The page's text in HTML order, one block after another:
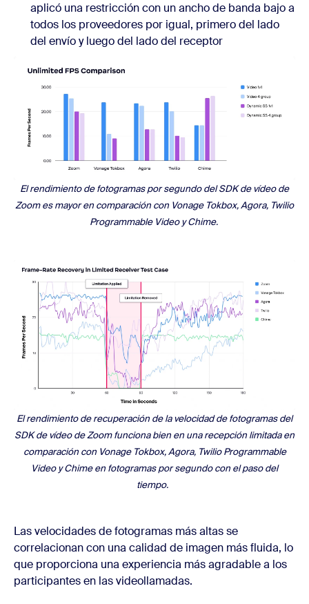
aplicó una restricción con un ancho de banda bajo a
todos los proveedores por igual, primero del lado
del envío y luego del lado del receptor
El rendimiento de fotogramas por segundo del SDK de vídeo de
Zoom es mayor en comparación con Vonage Tokbox, Agora, Twilio
Programmable Video y Chime.
El rendimiento de recuperación de la velocidad de fotogramas del
SDK de vídeo de Zoom funciona bien en una recepción limitada en
comparación con Vonage Tokbox, Agora, Twilio Programmable
Video y Chime en fotogramas por segundo con el paso del
tiempo.
Las velocidades de fotogramas más altas se
correlacionan con una calidad de imagen más fluida, lo
que proporciona una experiencia más agradable a los
participantes en las videollamadas.